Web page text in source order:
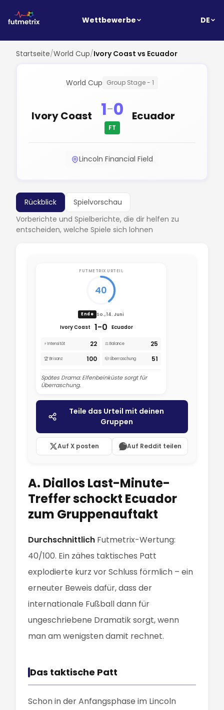
Wettbewerbe DE
Startseite/World Cup/Ivory Coast vs Ecuador
World Cup Group Stage - 1
Ivory Coast 1-0
FT
Ecuador
Lincoln Financial Field
Rückblick
Spielvorschau
Vorberichte und Spielberichte, die dir helfen zu
entscheiden, welche Spiele sich lohnen
FUTMETRIX URTEIL
40
Ende So., 14. Juni
Ivory Coast 1-0 Ecuador
⚡ Intensität 22 ⚖️ Balance 25
🏆 Brisanz 100 🎲 Überraschung 51
Spätes Drama: Elfenbeinküste sorgt für
Überraschung.
Teile das Urteil mit deinen
Gruppen
Auf X posten Auf Reddit teilen
A. Diallos Last-Minute-
Treffer schockt Ecuador
zum Gruppenauftakt
Durchschnittlich Futmetrix-Wertung:
40/100. Ein zähes taktisches Patt
explodierte kurz vor Schluss förmlich – ein
erneuter Beweis dafür, dass der
internationale Fußball dann für
ungeschriebene Dramatik sorgt, wenn
man am wenigsten damit rechnet.
Das taktische Patt
Schon in der Anfangsphase im Lincoln